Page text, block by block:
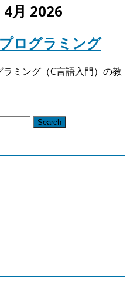
4月 2026
ログラミング
ミング（C言語入門）の教
Search